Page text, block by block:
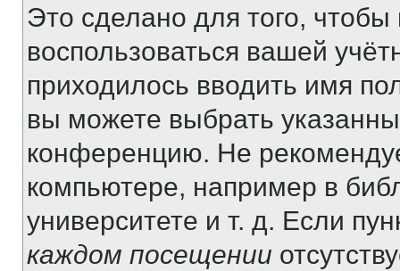
Это сделано для того, чтобы
воспользоваться вашей
приходилось вводить имя
вы можете выбрать
конференцию. Не
компьютере, например в
университете и т. д. Если
каждом посещении